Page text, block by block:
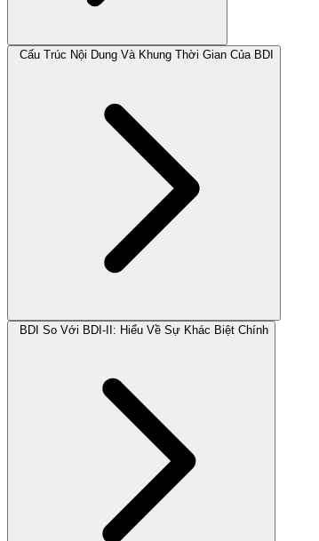
Cấu Trúc Nội Dung Và Khung Thời Gian Của BDI
BDI So Với BDI-II: Hiểu Về Sự Khác Biệt Chính